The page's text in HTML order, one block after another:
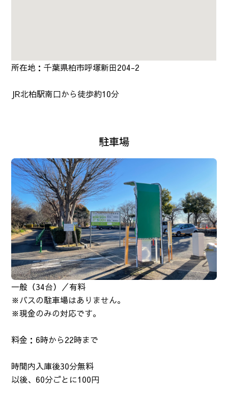
所在地：千葉県柏市呼塚新田204-2
JR北柏駅南口から徒歩約10分
駐車場
一般（34台）／有料
※バスの駐車場はありません。
※現金のみの対応です。
料金：6時から22時まで
時間内入庫後30分無料
以後、60分ごとに100円